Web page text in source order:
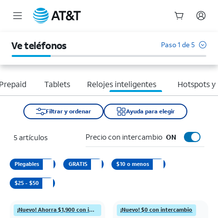
Ve teléfonos Paso 1 de 5
Tablets Relojes inteligentes Hotspots y
Filtrar y ordenar Ayuda para elegir
5 artículos Precio con intercambio ON
Plegables GRATIS $10 o menos
$25 - $50
¡Nuevo! Ahorra $1,900 con intercambio ¡Nuevo! $0 con intercambio